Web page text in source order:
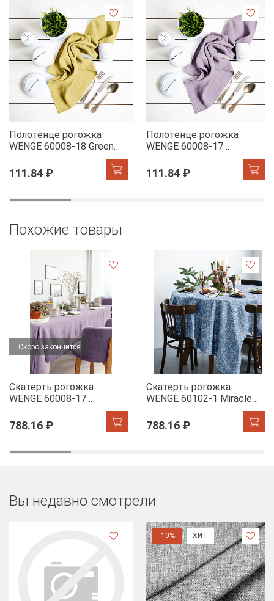
Полотенце рогожка
WENGE 60008-18 Green
111.84 ₽
Полотенце рогожка
WENGE 60008-17
111.84 ₽
Похожие товары
Скоро закончится
Скатерть рогожка
WENGE 60008-17
788.16 ₽
Скатерть рогожка
WENGE 60102-1 Miracle
788.16 ₽
Вы недавно смотрели
-10% ХИТ